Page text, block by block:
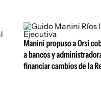
Manini propuso a Orsi
a bancos y
financiar cambios de la